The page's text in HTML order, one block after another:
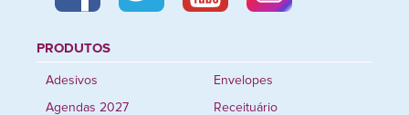
PRODUTOS
Adesivos
Agendas 2027
Envelopes
Receituário